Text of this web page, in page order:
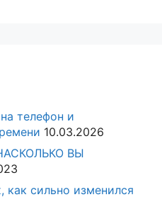
телефон и
10.03.2026
ВЫ
сильно изменился